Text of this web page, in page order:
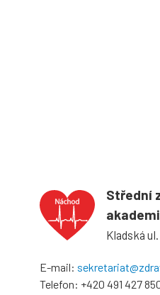
Střední
Kladská
E-mail:
Telefon: +420 491 427